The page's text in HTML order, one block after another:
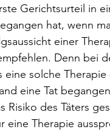
Gerichtsurteil in
hat, wenn
einer
Denn bei
solche
eine Tat
Risiko des Täters
eine Therapie